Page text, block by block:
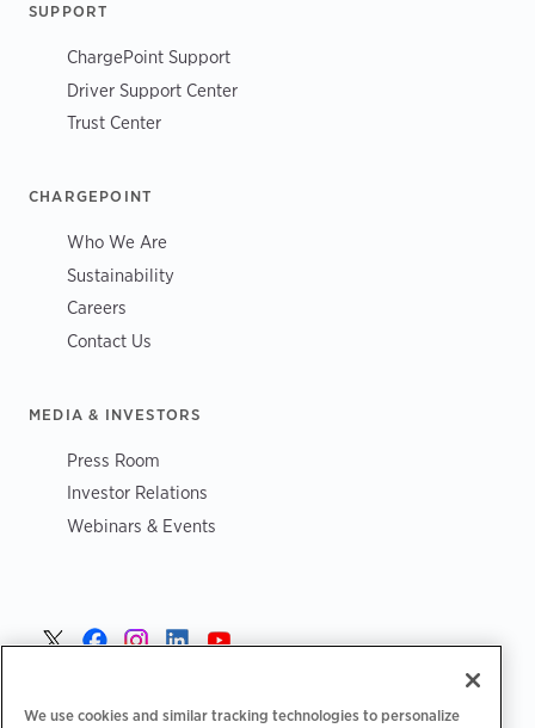
SUPPORT
ChargePoint Support
Driver Support Center
Trust Center
CHARGEPOINT
Who We Are
Sustainability
Careers
Contact Us
MEDIA & INVESTORS
Press Room
Investor Relations
Webinars & Events
Sverige >
We use cookies and similar tracking technologies to personalize